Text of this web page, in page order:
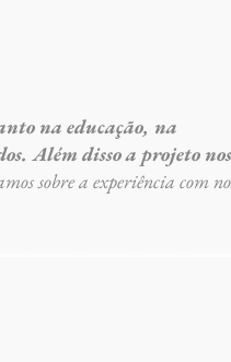
na educação, na
Além disso a projeto nos
sobre a experiência com